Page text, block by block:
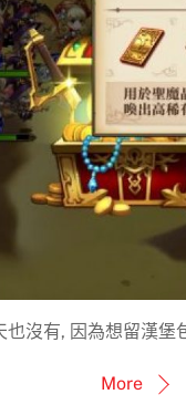
也沒有, 因為想留漢
More